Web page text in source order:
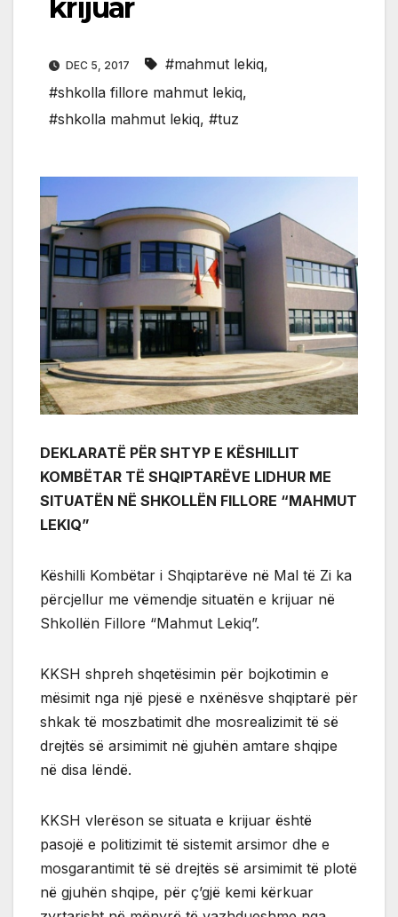
krijuar
DEC 5, 2017 #mahmut lekiq,
#shkolla fillore mahmut lekiq,
#shkolla mahmut lekiq, #tuz
DEKLARATË PËR SHTYP E KËSHILLIT
KOMBËTAR TË SHQIPTARËVE LIDHUR ME
SITUATËN NË SHKOLLËN FILLORE “MAHMUT
LEKIQ”
Këshilli Kombëtar i Shqiptarëve në Mal të Zi ka
përcjellur me vëmendje situatën e krijuar në
Shkollën Fillore “Mahmut Lekiq”.
KKSH shpreh shqetësimin për bojkotimin e
mësimit nga një pjesë e nxënësve shqiptarë për
shkak të moszbatimit dhe mosrealizimit të së
drejtës së arsimimit në gjuhën amtare shqipe
në disa lëndë.
KKSH vlerëson se situata e krijuar është
pasojë e politizimit të sistemit arsimor dhe e
mosgarantimit të së drejtës së arsimimit të plotë
në gjuhën shqipe, për ç’gjë kemi kërkuar